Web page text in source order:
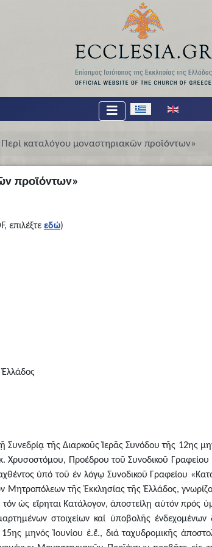
Επιλέξτε τη γλώσσα σας
καταλόγου μοναστηριακῶν προϊόντων»
προϊόντων»
επιλέξτε εδώ)
Ἑλλάδος
τῆς Διαρκοῦς Ἱερᾶς Συνόδου τῆς 12ης
Προέδρου τοῦ Συνοδικοῦ
ὑπό τοῦ ἐν λόγῳ Συνοδικοῦ Γραφείου
τῆς Ἐκκλησίας τῆς Ἑλλάδος,
ὡς εἴρηται Κατάλογον, ἀποστείλῃ αὐτόν
στοιχείων καί ὑποβολῆς ἐνδεχομένων
μηνός Ἰουνίου ἐ.ἔ., διά ταχυδρομικῆς